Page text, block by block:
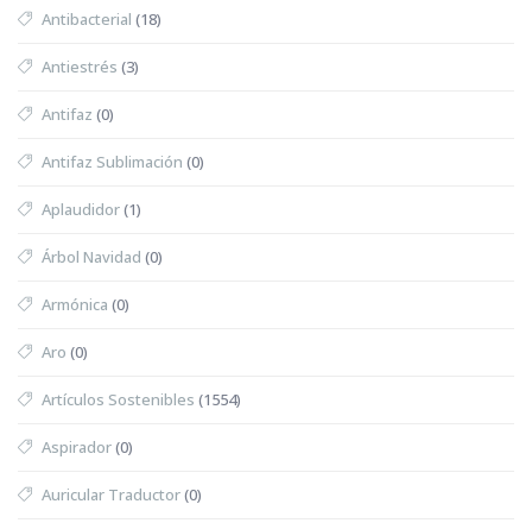
Antibacterial (18)
Antiestrés (3)
Antifaz (0)
Antifaz Sublimación (0)
Aplaudidor(1)
Árbol Navidad (0)
Armónica (0)
Aro (0)
Artículos Sostenibles (1554)
Aspirador(0)
Auricular Traductor(0)